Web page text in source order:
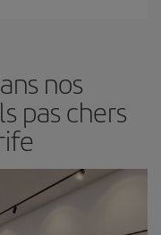
nos
pas chers